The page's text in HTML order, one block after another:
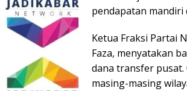
pendapatan mandiri
Ketua Fraksi Partai
Faza, menyatakan
dana transfer
masing-masing